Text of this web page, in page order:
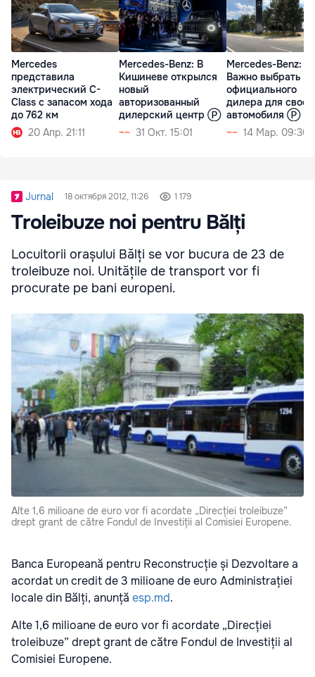
Mercedes
представила
электрический C-
Class с запасом хода
до 762 км
20 Апр. 21:11
Mercedes-Benz: В
Кишиневе открылся
новый
авторизованный
дилерский центр Ⓟ
31 Окт. 15:01
Mercedes-Benz:
Важно выбрать
официального
дилера для
автомобиля Ⓟ
14 Мар. 09:30
Jurnal 18 октября 2012, 11:26 1 179
Troleibuze noi pentru Bălți
Locuitorii orașului Bălți se vor bucura de 23 de
troleibuze noi. Unitățile de transport vor fi
procurate pe bani europeni.
Alte 1,6 milioane de euro vor fi acordate „Direcției troleibuze”
drept grant de către Fondul de Investiții al Comisiei Europene.
Banca Europeană pentru Reconstrucție și Dezvoltare a
acordat un credit de 3 milioane de euro Administrației
locale din Bălți, anunță esp.md.
Alte 1,6 milioane de euro vor fi acordate „Direcției
troleibuze” drept grant de către Fondul de Investiții al
Comisiei Europene.